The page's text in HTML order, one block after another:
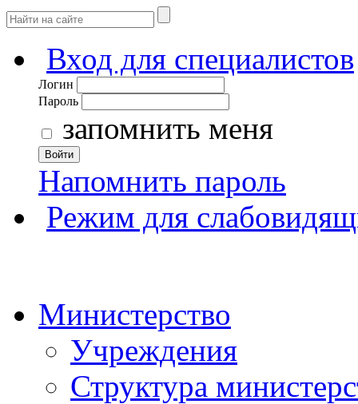
Вход для специалистов
Логин
Пароль
запомнить меня
Войти
Напомнить пароль
Режим для
Министерство
Учреждения
Структура